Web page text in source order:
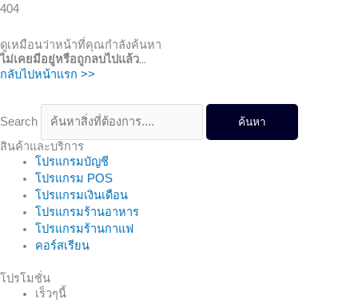
404
ดูเหมือนว่าหน้าที่คุณกำลังค้นหา
ไม่เคยมีอยู่หรือถูกลบไปแล้ว...
กลับไปหน้าแรก >>
Search ค้นหา
สินค้าและบริการ
โปรแกรมบัญชี
โปรแกรม POS
โปรแกรมเงินเดือน
โปรแกรมร้านอาหาร
โปรแกรมร้านกาแฟ
คอร์สเรียน
โปรโมชั่น
เร็วๆนี้